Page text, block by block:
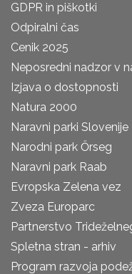
GDPR in piškotki
Odpiralni čas
Cenik 2025
Neposredni nadzor v
Izjava o dostopnosti
Natura 2000
Naravni parki Slovenije
Narodni park Őrseg
Naravni park Raab
Evropska Zelena vez
Zveza Europarc
Partnerstvo
Spletna stran - arhiv
Program razvoja